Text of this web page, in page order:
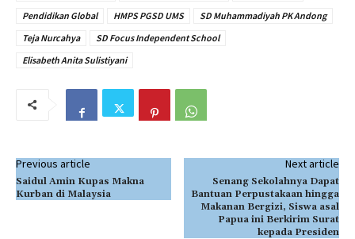
Pendidikan Global
HMPS PGSD UMS
SD Muhammadiyah PK Andong
Teja Nurcahya
SD Focus Independent School
Elisabeth Anita Sulistiyani
Previous article
Saidul Amin Kupas Makna
Kurban di Malaysia
Next article
Senang Sekolahnya Dapat
Bantuan Perpustakaan hingga
Makanan Bergizi, Siswa asal
Papua ini Berkirim Surat
kepada Presiden